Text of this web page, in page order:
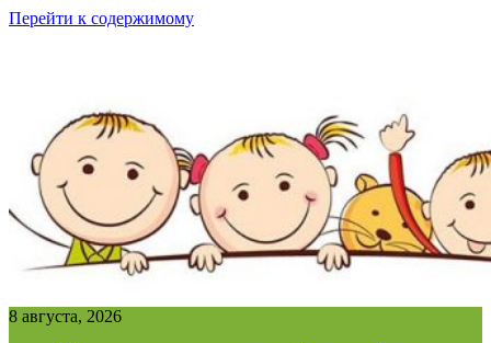
Перейти к содержимому
8 августа, 2026